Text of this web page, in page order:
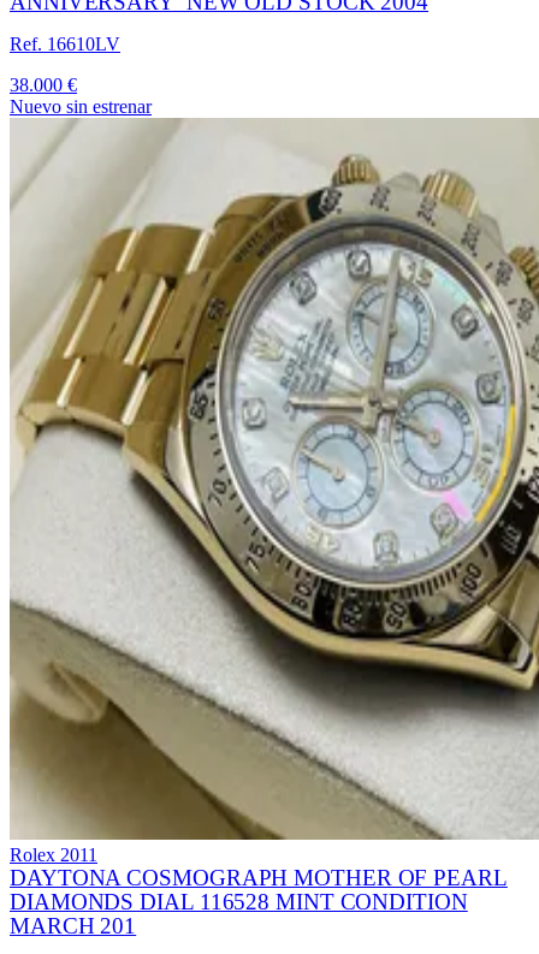
Ref. 16610LV
38.000 €
Nuevo sin estrenar
Rolex 2011
DAYTONA COSMOGRAPH MOTHER OF PEARL
DIAMONDS DIAL 116528 MINT CONDITION
MARCH 201